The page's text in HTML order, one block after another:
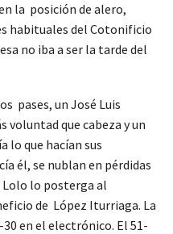
la posición de alero,
habituales del Cotonificio
no iba a ser la tarde del
pases, un José Luis
voluntad que cabeza y un
lo que hacían sus
él, se nublan en pérdidas
Lolo lo posterga al
de López Iturriaga. La
en el electrónico. El 51-